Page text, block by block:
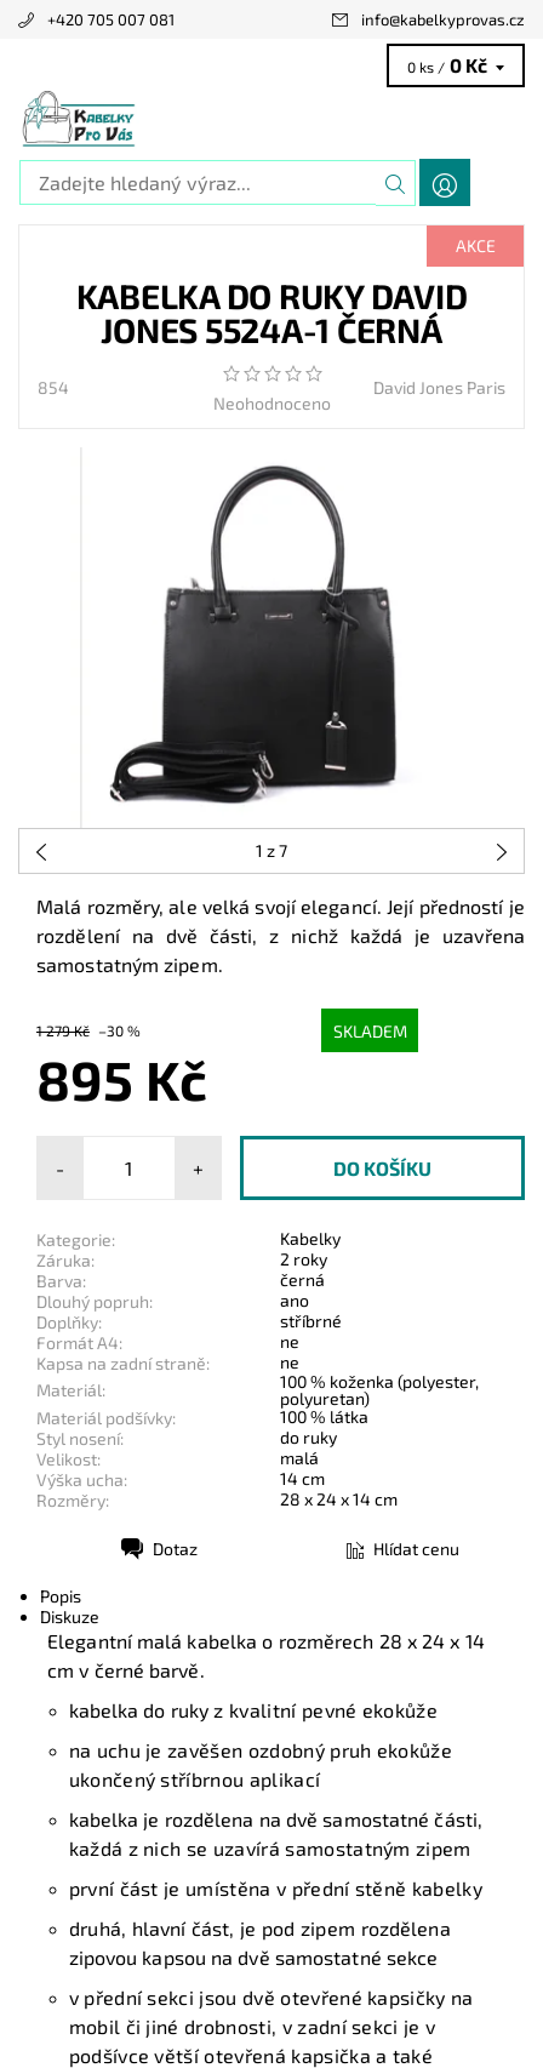
+420 705 007 081 info@kabelkyprovas.cz
0 ks / 0 Kč
AKCE
KABELKA DO RUKY DAVID
JONES 5524A-1 ČERNÁ
854
Neohodnoceno
David Jones Paris
1 z 7
Malá rozměry, ale velká svojí elegancí. Její předností je
rozdělení na dvě části, z nichž každá je uzavřena
samostatným zipem.
1 279 Kč –30 % SKLADEM
895 Kč
- +
Kategorie:
Kabelky
Záruka:
2 roky
Barva:
černá
Dlouhý popruh:
ano
Doplňky:
stříbrné
Formát A4:
ne
Kapsa na zadní straně:
ne
Materiál:
100 % koženka (polyester,
polyuretan)
Materiál podšívky:
100 % látka
Styl nosení:
do ruky
Velikost:
malá
Výška ucha:
14 cm
Rozměry:
28 x 24 x 14 cm
Dotaz Hlídat cenu
Popis
Diskuze
Elegantní malá kabelka o rozměrech 28 x 24 x 14
cm v černé barvě.
kabelka do ruky z kvalitní pevné ekokůže
na uchu je zavěšen ozdobný pruh ekokůže
ukončený stříbrnou aplikací
kabelka je rozdělena na dvě samostatné části
každá z nich se uzavírá samostatným zipem
první část je umístěna v přední stěně kabelky
druhá, hlavní část, je pod zipem rozdělena
zipovou kapsou na dvě samostatné sekce
v přední sekci jsou dvě otevřené kapsičky na
mobil či jiné drobnosti, v zadní sekci je v
podšívce větší otevřená kapsička a také